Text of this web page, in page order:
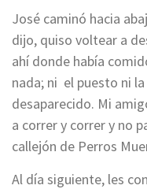
José caminó hacia
dijo, quiso voltear a
ahí donde había
nada; ni el puesto ni
desaparecido. Mi
a correr y correr y no
callejón de Perros
Al día siguiente, les